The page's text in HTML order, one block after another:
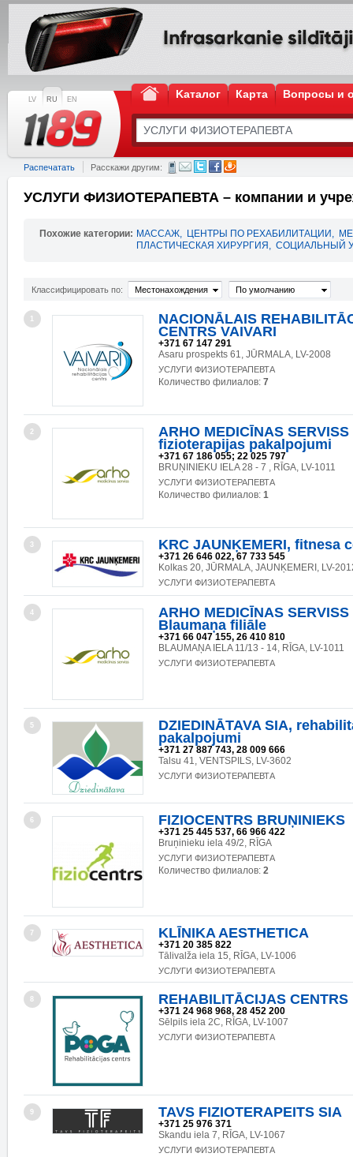
LV RU EN Kаталог Карта Вопросы и
Распечатать Расскажи другим:
УСЛУГИ ФИЗИОТЕРАПЕВТА – компании и
Похожие категории: МАССАЖ, ЦЕНТРЫ ПО РЕХАБИЛИТАЦИИ ,
ПЛАСТИЧЕСКАЯ ХИРУРГИЯ , СОЦИАЛЬНЫЙ
Классифицировать по: Местонахождения По умолчанию
1
NACIONĀLAIS
CENTRS VAIVARI
+371 67 147 291
Asaru prospekts 61, JŪRMALA, LV-2008
УСЛУГИ ФИЗИОТЕРАПЕВТА
Количество филиалов: 7
2
ARHO MEDICĪNAS SERVISS
fizioterapijas pakalpojumi
+371 67 186 055; 22 025 797
BRUŅINIEKU IELA 28 - 7 , RĪGA, LV-1011
УСЛУГИ ФИЗИОТЕРАПЕВТА
Количество филиалов: 1
3 KRC JAUNĶEMERI, fitnesa
+371 26 646 022, 67 733 545
Kolkas 20, JŪRMALA, JAUNĶEMERI, LV-
УСЛУГИ ФИЗИОТЕРАПЕВТА
4
ARHO MEDICĪNAS SERVISS
Blaumaņa filiāle
+371 66 047 155, 26 410 810
BLAUMAŅA IELA 11/13 - 14, RĪGA, LV-1011
УСЛУГИ ФИЗИОТЕРАПЕВТА
5
DZIEDINĀTAVA SIA,
pakalpojumi
+371 27 887 743, 28 009 666
Talsu 41, VENTSPILS, LV-3602
УСЛУГИ ФИЗИОТЕРАПЕВТА
6 FIZIOCENTRS BRUŅINIEKS
+371 25 445 537, 66 966 422
Bruņinieku iela 49/2, RĪGA
УСЛУГИ ФИЗИОТЕРАПЕВТА
Количество филиалов: 2
7 KLĪNIKA AESTHETICA
+371 20 385 822
Tālivalža iela 15, RĪGA, LV-1006
УСЛУГИ ФИЗИОТЕРАПЕВТА
8 REHABILITĀCIJAS CENTRS
+371 24 968 968, 28 452 200
Sēlpils iela 2C, RĪGA, LV-1007
УСЛУГИ ФИЗИОТЕРАПЕВТА
9 TAVS FIZIOTERAPEITS SIA
+371 25 976 371
Skandu iela 7, RĪGA, LV-1067
УСЛУГИ ФИЗИОТЕРАПЕВТА